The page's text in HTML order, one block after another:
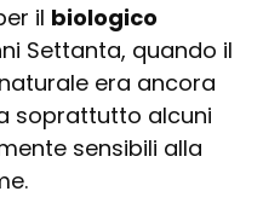
il biologico
Settanta, quando il
era ancora
soprattutto alcuni
sensibili alla